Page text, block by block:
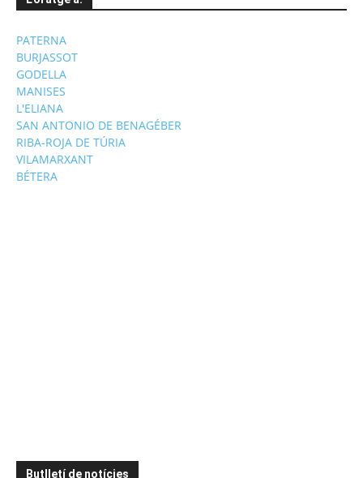
PATERNA
BURJASSOT
GODELLA
MANISES
L'ELIANA
SAN ANTONIO DE BENAGÉBER
RIBA-ROJA DE TÚRIA
VILAMARXANT
BÉTERA
Butlletí de notícies